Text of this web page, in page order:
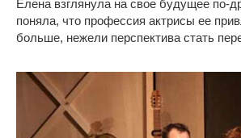
Елена взглянула на свое будущее по-
поняла, что профессия актрисы ее
больше, нежели перспектива стать